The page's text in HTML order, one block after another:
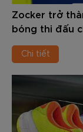
Zocker trở
bóng thi đấu
Chi tiết